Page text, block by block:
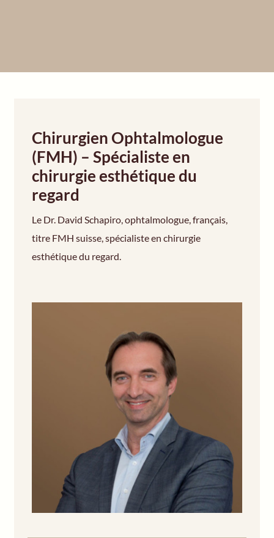
Chirurgien Ophtalmologue
(FMH) – Spécialiste en
chirurgie esthétique du
regard
Le Dr. David Schapiro, ophtalmologue, français,
titre FMH suisse, spécialiste en chirurgie
esthétique du regard.